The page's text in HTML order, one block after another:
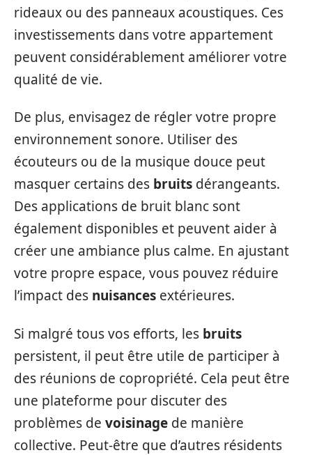
rideaux ou des panneaux acoustiques. Ces
investissements dans votre appartement
peuvent considérablement améliorer votre
qualité de vie.
De plus, envisagez de régler votre propre
environnement sonore. Utiliser des
écouteurs ou de la musique douce peut
masquer certains des bruits dérangeants.
Des applications de bruit blanc sont
également disponibles et peuvent aider à
créer une ambiance plus calme. En ajustant
votre propre espace, vous pouvez réduire
l’impact des nuisances extérieures.
Si malgré tous vos efforts, les bruits
persistent, il peut être utile de participer à
des réunions de copropriété. Cela peut être
une plateforme pour discuter des
problèmes de voisinage de manière
collective. Peut-être que d’autres résidents